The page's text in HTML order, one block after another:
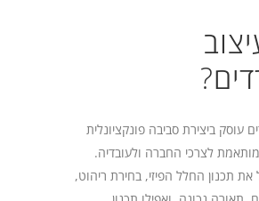
עוסק ביצירת סביבה פונקציונלית
לצרכי החברה ולעובדיה.
את תכנון החלל הפיזי, בחירת ריהוט,